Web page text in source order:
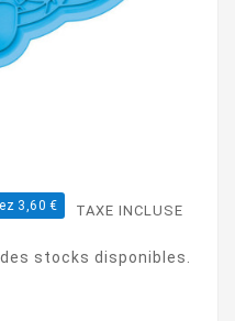
3,60 € TAXE INCLUSE
stocks disponibles.